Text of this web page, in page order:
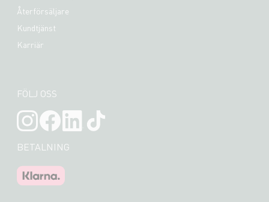
Återförsäljare
Kundtjänst
Karriär
FÖLJ OSS
BETALNING